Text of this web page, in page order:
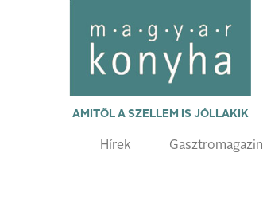
AMITŐL A SZELLEM IS JÓLLAKIK
Hírek Gasztromagazin